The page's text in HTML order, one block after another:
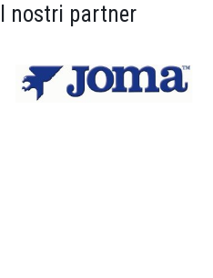
I nostri partner